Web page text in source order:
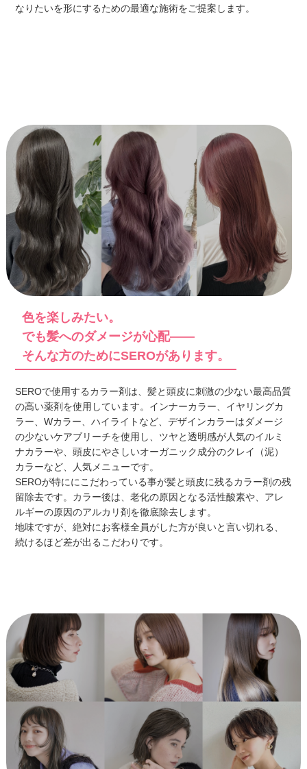
なりたいを形にするための最適な施術をご提案します。
色を楽しみたい。
でも髪へのダメージが心配——
そんな方のためにSEROがあります。
SEROで使用するカラー剤は、髪と頭皮に刺激の少ない最高品質
の高い薬剤を使用しています。インナーカラー、イヤリングカ
ラー、Wカラー、ハイライトなど、デザインカラーはダメージ
の少ないケアブリーチを使用し、ツヤと透明感が人気のイルミ
ナカラーや、頭皮にやさしいオーガニック成分のクレイ（泥）
カラーなど、人気メニューです。
SEROが特ににこだわっている事が髪と頭皮に残るカラー剤の残
留除去です。カラー後は、老化の原因となる活性酸素や、アレ
ルギーの原因のアルカリ剤を徹底除去します。
地味ですが、絶対にお客様全員がした方が良いと言い切れる、
続けるほど差が出るこだわりです。